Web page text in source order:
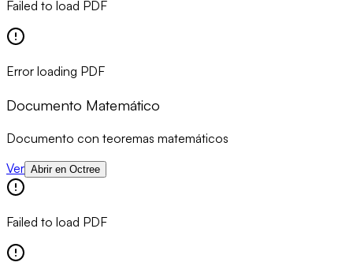
Failed to load PDF
Error loading PDF
Documento Matemático
Documento con teoremas matemáticos
Ver Abrir en Octree
Failed to load PDF